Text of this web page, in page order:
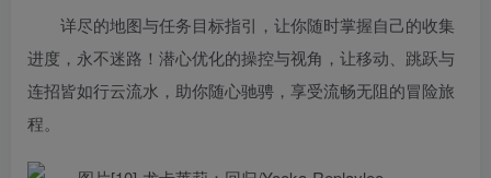
详尽的地图与任务目标指引，让你随时掌握自己的收集
进度，永不迷路！潜心优化的操控与视角，让移动、跳跃与
连招皆如行云流水，助你随心驰骋，享受流畅无阻的冒险旅
程。